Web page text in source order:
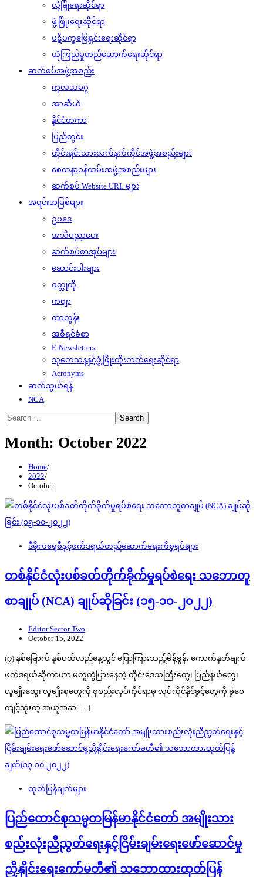
လုံခြုံရေးဆိုင်ရာ
ဖွံ့ဖြိုးရေးဆိုင်ရာ
ပဋိပက္ခဖြေရှင်းရေးဆိုင်ရာ
ယုံကြည်မှုတည်ဆောက်ရေးဆိုင်ရာ
ဆက်စပ်အဖွဲ့အစည်း
ကုလသမဂ္ဂ
အာဆီယံ
နိုင်ငံတကာ
ပြည်တွင်း
တိုင်းရင်းသားလက်နက်ကိုင်အဖွဲ့အစည်းများ
စေတနာ့ဝန်ထမ်းအဖွဲ့အစည်းများ
ဆက်စပ် Website URL များ
အရင်းအမြစ်များ
ဥပဒေ
အသိပညာပေး
ဆက်စပ်စာအုပ်များ
ဆောင်းပါးများ
ဝတ္ထုတို
ကဗျာ
ကာတွန်း
အစီရင်ခံစာ
E-Newsletters
သုတေသနနှင့်ဖွံ့ဖြိုးတိုးတက်ရေးဆိုင်ရာ
Acronyms
ဆက်သွယ်ရန်
NCA
Search
for:
Month: October 2022
Home
2022
October
ဒီမိုကရေစီနှင့်ဖက်ဒရယ်တည်ဆောက်‌ရေးကိစ္စရပ်များ
တစ်နိုင်ငံလုံးပစ်ခတ်တိုက်ခိုက်မှုရပ်စဲရေး သဘောတူ
စာချုပ် (NCA) ချုပ်ဆိုခြင်း (၁၅-၁၀-၂၀၂၂)
Editor Sector Two
October 15, 2022
(၇) နှစ်မြောက် နှစ်ပတ်လည်နေ့တွင် ပြောကြားသည့်မိန့်ခွန်း ကောက်နုတ်ချက်
ဖက်ဒရယ်ဆိုတာဟာ မတူကွဲပြားနေတဲ့ တိုင်းဒေသကြီးတွေ၊ ပြည်နယ်တွေ၊
လူမျိုးတွေ၊ လူမျိုးစုတွေကို စုစည်းလုပ်ကိုင်ရာမှ လုပ်ကိုင်နိုင်ခွင့်တွေကို ခွဲဝေ
ကျင့်သုံးတဲ့ အယူအဆ […]
ထုတ်ပြန်ချက်များ
ပြည်ထောင်စုသမ္မတမြန်မာနိုင်ငံတော် အမျိုးသား
စည်းလုံးညီညွတ်ရေးနှင့်ငြိမ်းချမ်းရေးဖော်ဆောင်မှု
ညှိနှိုင်းရေးကော်မတီ၏ သဘောထားထုတ်ပြန်